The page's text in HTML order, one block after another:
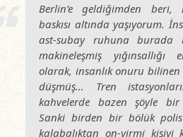
Berlin’e geldiğimden beri,
baskısı altında yaşıyorum.
ast-subay ruhuna burada
makineleşmiş
olarak, insanlık onuru
düşmüş… Tren
kahvelerde bazen şöyle bir
Sanki birden bir bölük polis
kalabalıktan on-yirmi kişiyi